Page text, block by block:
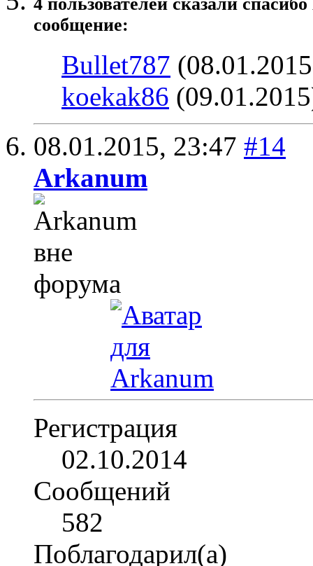
сообщение:
Bullet787
koekak86
08.01.2015, 23:47 #14
Arkanum
Регистрация
02.10.2014
Сообщений
582
Поблагодарил(а)